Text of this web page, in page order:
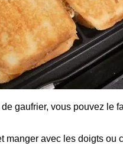
de gaufrier, vous pouvez le
manger avec les doigts ou